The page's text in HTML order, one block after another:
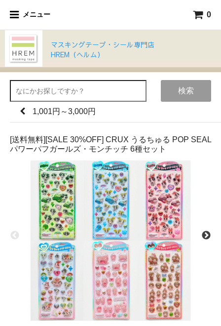
メニュー 0
マスキングテープ・シール専門店
HREM（ヘルム）
検索
1,001円～3,000円
[送料無料][SALE 30%OFF] CRUX うるちゅる POP SEAL
パワーパフガールズ・モンチッチ 6種セット